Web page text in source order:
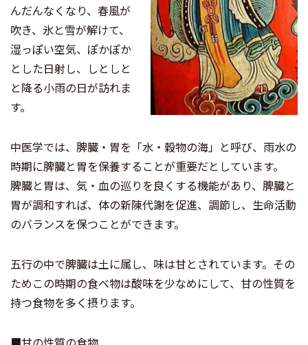
んだんなくなり、春風が
吹き、氷と雪が解けて、
湿っぽい空気、ぽかぽか
とした日射し、しとしと
と降る小雨の日が訪れま
す。
中医学では、脾臓・胃を「水・穀物の海」と呼び、雨水の
時期に脾臓と胃を保養することが重要だとしています。
脾臓と胃は、気・血の巡りを良くする機能があり、脾臓と
胃が調和すれば、体の新陳代謝を促進、調節し、生命活動
のバランスを保つことができます。
五行の中で脾臓は土に属し、味は甘とされています。その
ためこの時期の食べ物は酸味を少なめにして、甘の性質を
持つ食物を多く摂ります。